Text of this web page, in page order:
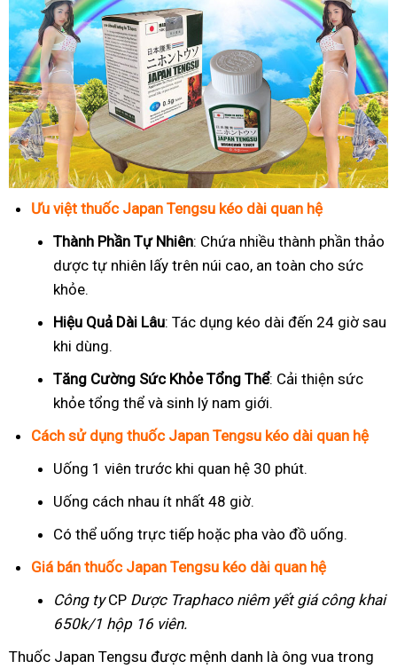
Ưu việt thuốc Japan Tengsu kéo dài quan hệ
Thành Phần Tự Nhiên: Chứa nhiều thành phần thảo
dược tự nhiên lấy trên núi cao, an toàn cho sức
khỏe.
Hiệu Quả Dài Lâu: Tác dụng kéo dài đến 24 giờ sau
khi dùng.
Tăng Cường Sức Khỏe Tổng Thể: Cải thiện sức
khỏe tổng thể và sinh lý nam giới.
Cách sử dụng thuốc Japan Tengsu kéo dài quan hệ
Uống 1 viên trước khi quan hệ 30 phút.
Uống cách nhau ít nhất 48 giờ.
Có thể uống trực tiếp hoặc pha vào đồ uống.
Giá bán thuốc Japan Tengsu kéo dài quan hệ
Công tyCP Dược Traphaconiêm yết giá công khai
650k/1 hộp 16 viên.
Thuốc Japan Tengsu được mệnh danh là ông vua trong